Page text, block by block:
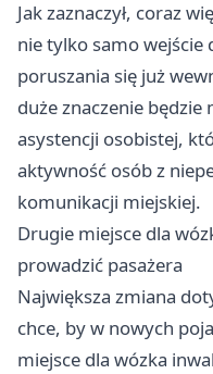
Jak zaznaczył, coraz
nie tylko samo wejście
poruszania się już
duże znaczenie
asystencji osobistej,
aktywność osób z
komunikacji miejskiej.
Drugie miejsce dla
prowadzić pasażera
Największa zmiana
chce, by w nowych
miejsce dla wózka